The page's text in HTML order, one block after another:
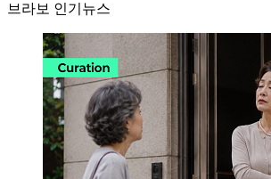
브라보 인기뉴스